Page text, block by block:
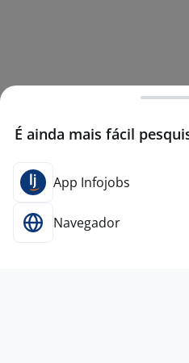
É ainda mais fácil
App Infojobs
Navegador